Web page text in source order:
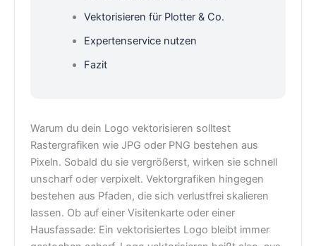
Vektorisieren für Plotter & Co.
Expertenservice nutzen
Fazit
Warum du dein Logo vektorisieren solltest
Rastergrafiken wie JPG oder PNG bestehen aus
Pixeln. Sobald du sie vergrößerst, wirken sie schnell
unscharf oder verpixelt. Vektorgrafiken hingegen
bestehen aus Pfaden, die sich verlustfrei skalieren
lassen. Ob auf einer Visitenkarte oder einer
Hausfassade: Ein vektorisiertes Logo bleibt immer